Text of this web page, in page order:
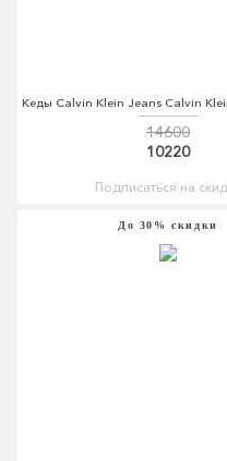
14600
10220
Подписаться на
До 30% скидки